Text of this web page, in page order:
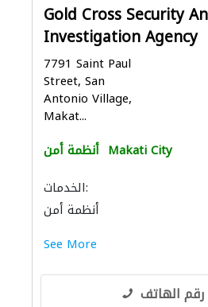
Gold Cross Security
Investigation Agency
7791 Saint Paul
Street, San
Antonio Village,
Makat...
أنظمة أمن Makati City
الخدمات:
أنظمة أمن
See More
الهاتف